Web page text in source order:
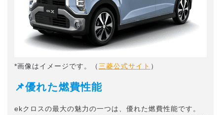
*画像はイメージです。（ 三菱公式サイト ）
📌優れた燃費性能
ekクロスの最大の魅力の一つは、優れた燃費性能です。